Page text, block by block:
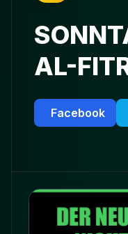
AL-
Facebook